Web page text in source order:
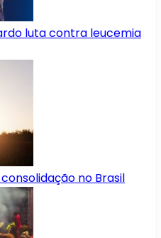
luta contra leucemia
no Brasil